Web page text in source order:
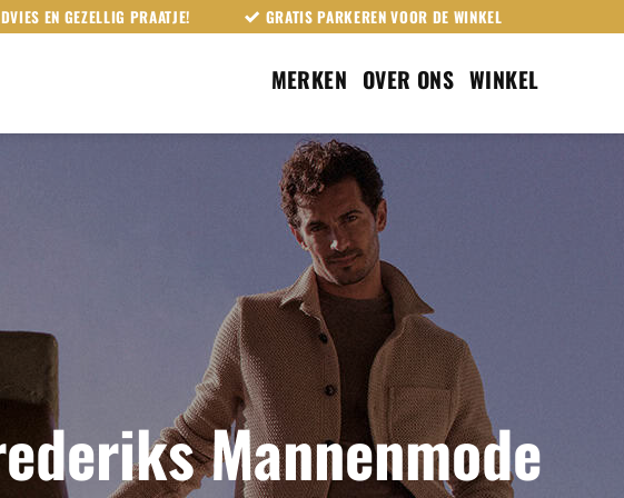
EN GEZELLIG PRAATJE! GRATIS PARKEREN VOOR DE WINKEL
MERKEN OVER ONS WINKEL
Mannenmode